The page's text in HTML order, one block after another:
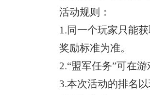
活动规则：
1.同一个玩家只能
奖励标准为准。
2.“盟军任务”可在
3.本次活动的排名